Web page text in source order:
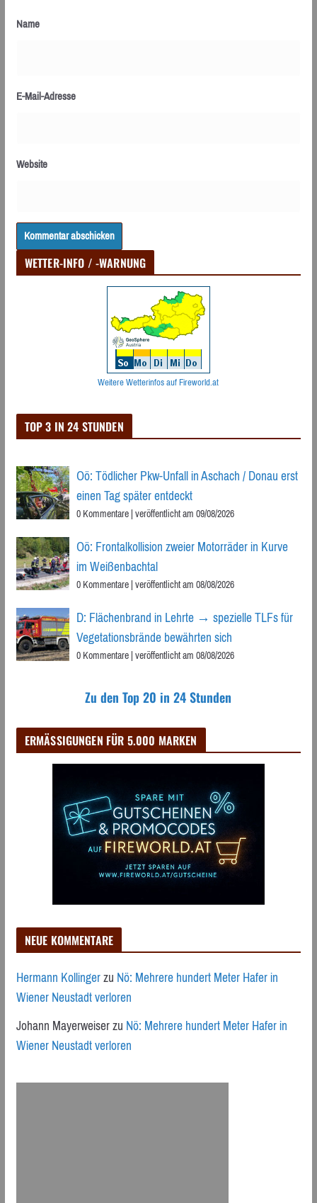
Name
E-Mail-Adresse
Website
WETTER-INFO / -WARNUNG
Weitere Wetterinfos auf Fireworld.at
TOP 3 IN 24 STUNDEN
Oö: Tödlicher Pkw-Unfall in Aschach / Donau erst
einen Tag später entdeckt
0 Kommentare|veröffentlicht am 09/08/2026
Oö: Frontalkollision zweier Motorräder in Kurve
im Weißenbachtal
0 Kommentare|veröffentlicht am 08/08/2026
D: Flächenbrand in Lehrte → spezielle TLFs für
Vegetationsbrände bewährten sich
0 Kommentare|veröffentlicht am 08/08/2026
Zu den Top 20 in 24 Stunden
ERMÄSSIGUNGEN FÜR 5.000 MARKEN
NEUE KOMMENTARE
Hermann KollingerzuNö: Mehrere hundert Meter Hafer in
Wiener Neustadt verloren
Johann MayerweiserzuNö: Mehrere hundert Meter Hafer in
Wiener Neustadt verloren